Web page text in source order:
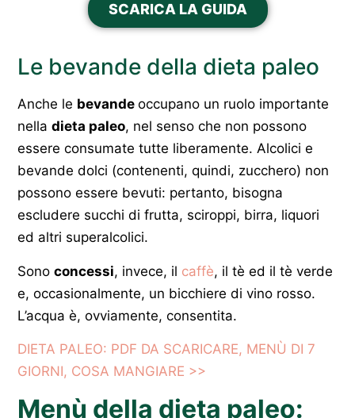
SCARICA LA GUIDA
Le bevande della dieta paleo
Anche le bevande occupano un ruolo importante
nella dieta paleo, nel senso che non possono
essere consumate tutte liberamente. Alcolici e
bevande dolci (contenenti, quindi, zucchero) non
possono essere bevuti: pertanto, bisogna
escludere succhi di frutta, sciroppi, birra, liquori
ed altri superalcolici.
Sono concessi, invece, il caffè, il tè ed il tè verde
e, occasionalmente, un bicchiere di vino rosso.
L’acqua è, ovviamente, consentita.
DIETA PALEO: PDF DA SCARICARE, MENÙ DI 7
GIORNI, COSA MANGIARE >>
Menù della dieta paleo: